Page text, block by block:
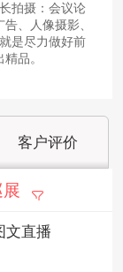
拍摄：会议论
、人像摄影、
是尽力做好前
品。
客户评价
展
文直播